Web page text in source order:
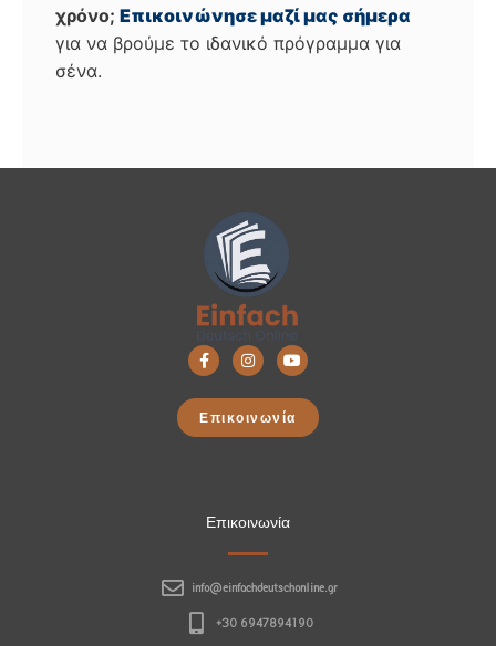
χρόνο; Επικοινώνησε μαζί μας σήμερα
για να βρούμε το ιδανικό πρόγραμμα για
σένα.
Επικοινωνία
Επικοινωνία
info@einfachdeutschonline.gr
+30 6947894190